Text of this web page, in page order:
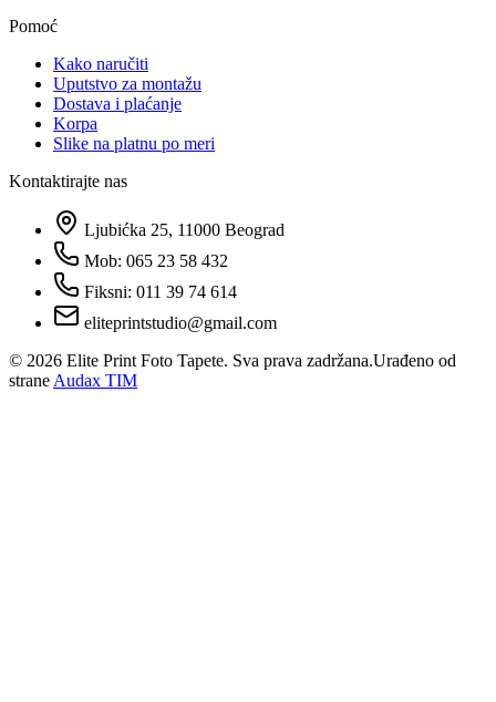
Pomoć
Kako naručiti
Uputstvo za montažu
Dostava i plaćanje
Korpa
Slike na platnu po meri
Kontaktirajte nas
Ljubićka 25, 11000 Beograd
Mob: 065 23 58 432
Fiksni: 011 39 74 614
eliteprintstudio@gmail.com
© 2026 Elite Print Foto Tapete. Sva prava zadržana.Urađeno od
strane Audax TIM